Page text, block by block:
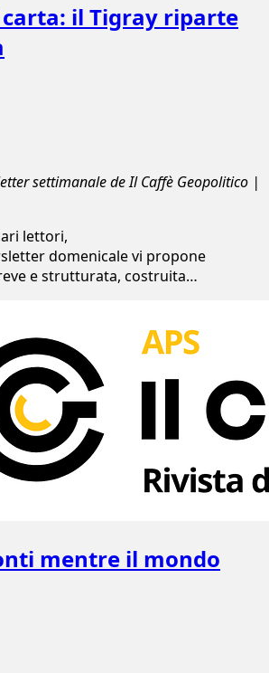
carta: il Tigray riparte
settimanale de Il Caffè Geopolitico |
lettori,
domenicale vi propone
e strutturata, costruita…
mentre il mondo